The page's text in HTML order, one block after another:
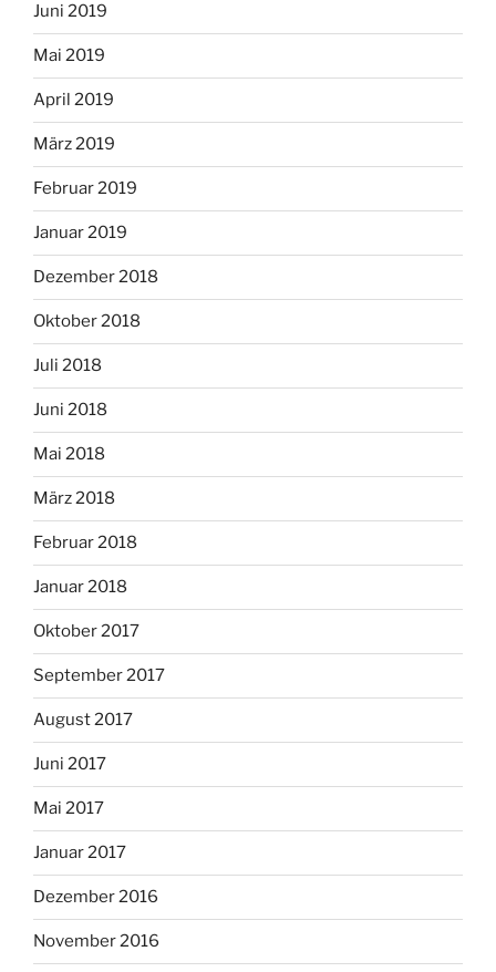
Juni 2019
Mai 2019
April 2019
März 2019
Februar 2019
Januar 2019
Dezember 2018
Oktober 2018
Juli 2018
Juni 2018
Mai 2018
März 2018
Februar 2018
Januar 2018
Oktober 2017
September 2017
August 2017
Juni 2017
Mai 2017
Januar 2017
Dezember 2016
November 2016